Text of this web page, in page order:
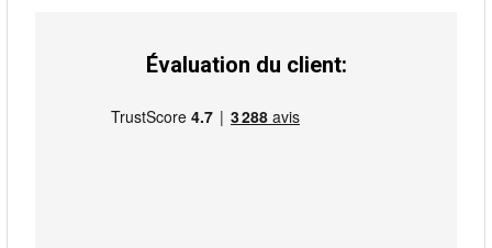
Évaluation du client: